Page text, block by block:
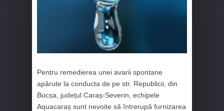
Pentru remedierea unei avarii spontane
apărute la conducta de pe str. Republicii, din
Bocșa, județul Caraș-Severin, echipele
Aquacaraș sunt nevoite să întrerupă furnizarea